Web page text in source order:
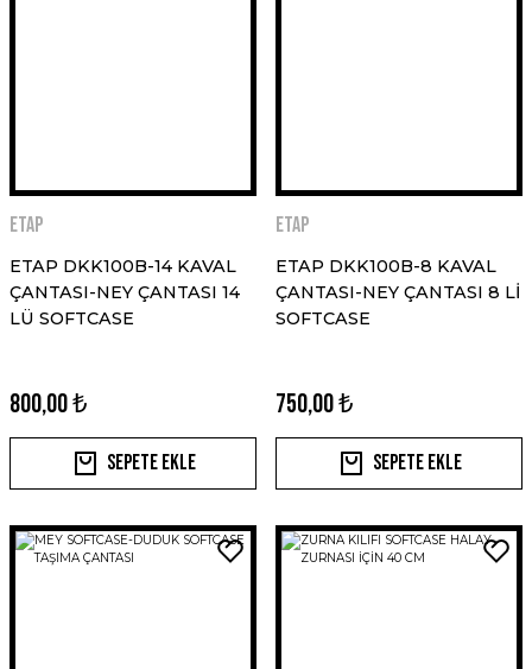
ETAP
ETAP DKK100B-14 KAVAL
ÇANTASI-NEY ÇANTASI 14
LÜ SOFTCASE
800,00 ₺
Sepete Ekle
ETAP
ETAP DKK100B-8 KAVAL
ÇANTASI-NEY ÇANTASI 8 Lİ
SOFTCASE
750,00 ₺
Sepete Ekle